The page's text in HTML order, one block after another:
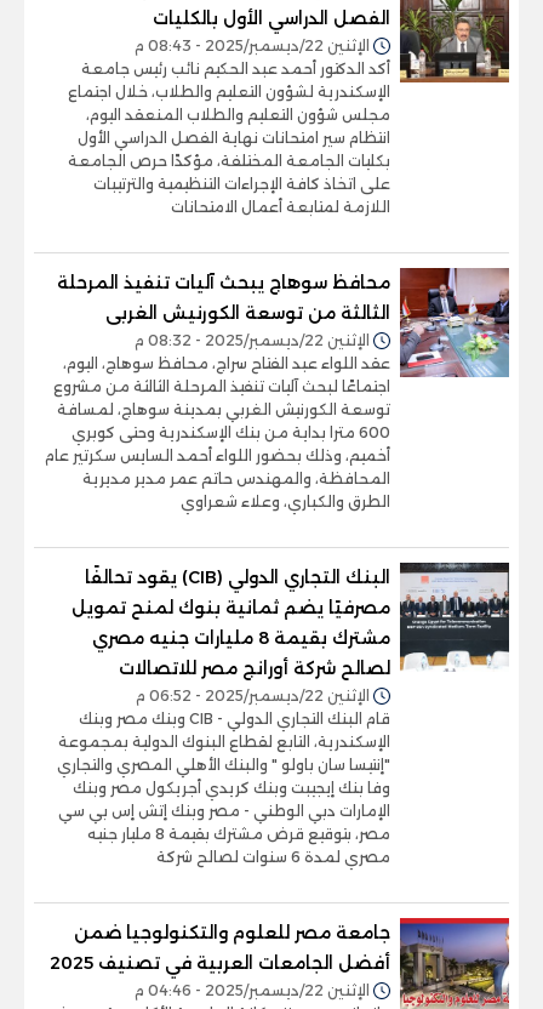
الفصل الدراسي الأول بالكليات
الإثنين 22/ديسمبر/2025 - 08:43 م
أكد الدكتور أحمد عبد الحكيم نائب رئيس جامعة
الإسكندرية لشؤون التعليم والطلاب، خلال اجتماع
مجلس شؤون التعليم والطلاب المنعقد اليوم،
انتظام سير امتحانات نهاية الفصل الدراسي الأول
بكليات الجامعة المختلفة، مؤكدًا حرص الجامعة
على اتخاذ كافة الإجراءات التنظيمية والترتيبات
اللازمة لمتابعة أعمال الامتحانات
محافظ سوهاج يبحث آليات تنفيذ المرحلة
الثالثة من توسعة الكورنيش الغربى
الإثنين 22/ديسمبر/2025 - 08:32 م
عقد اللواء عبد الفتاح سراج، محافظ سوهاج، اليوم،
اجتماعًا لبحث آليات تنفيذ المرحلة الثالثة من مشروع
توسعة الكورنيش الغربي بمدينة سوهاج، لمسافة
600 مترا بداية من بنك الإسكندرية وحتى كوبري
أخميم، وذلك بحضور اللواء أحمد السايس سكرتير عام
المحافظة، والمهندس حاتم عمر مدير مديرية
الطرق والكباري، وعلاء شعراوي
البنك التجاري الدولي (CIB) يقود تحالفًا
مصرفيًا يضم ثمانية بنوك لمنح تمويل
مشترك بقيمة 8 مليارات جنيه مصري
لصالح شركة أورانج مصر للاتصالات
الإثنين 22/ديسمبر/2025 - 06:52 م
قام البنك التجاري الدولي - CIB وبنك مصر وبنك
الإسكندرية، التابع لقطاع البنوك الدولية بمجموعة
"إنتيسا سان باولو " والبنك الأهلي المصري والتجاري
وفا بنك إيجيبت وبنك كريدي أجريكول مصر وبنك
الإمارات دبي الوطني - مصر وبنك إتش إس بي سي
مصر، بتوقيع قرض مشترك بقيمة 8 مليار جنيه
مصري لمدة 6 سنوات لصالح شركة
جامعة مصر للعلوم والتكنولوجيا ضمن
أفضل الجامعات العربية في تصنيف 2025
الإثنين 22/ديسمبر/2025 - 04:46 م